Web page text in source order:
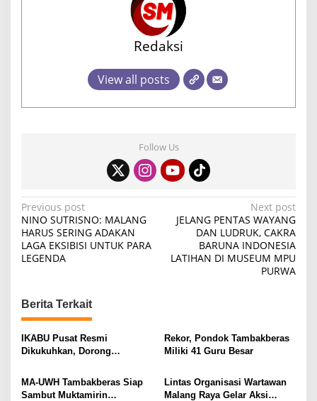
Redaksi
View all posts
Follow Us
P
o
s
a
v
i
a
Previous post
NINO SUTRISNO: MALANG
HARUS SERING ADAKAN
LAGA EKSIBISI UNTUK PARA
LEGENDA
Next post
JELANG PENTAS WAYANG
DAN LUDRUK, CAKRA
BARUNA INDONESIA
LATIHAN DI MUSEUM MPU
PURWA
Berita Terkait
IKABU Pusat Resmi
Dikukuhkan, Dorong
Alumni
Rekor, Pondok Tambakberas
Miliki 41 Guru Besar
MA-UWH Tambakberas Siap
Sambut Muktamirin
Lintas Organisasi Wartawan
Malang Raya Gelar Aksi